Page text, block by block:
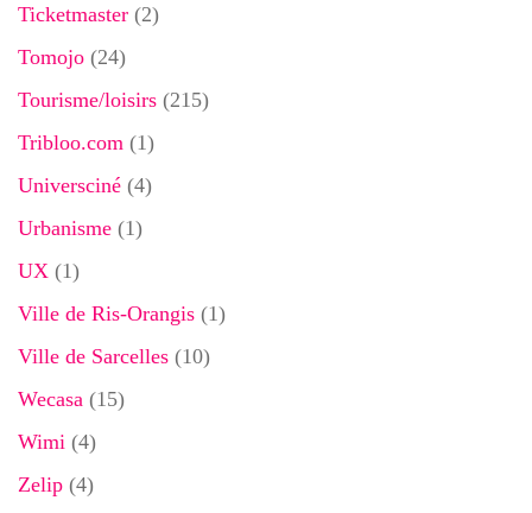
Ticketmaster (2)
Tomojo (24)
Tourisme/loisirs (215)
Tribloo.com (1)
Universciné (4)
Urbanisme (1)
UX (1)
Ville de Ris-Orangis (1)
Ville de Sarcelles (10)
Wecasa (15)
Wimi (4)
Zelip (4)